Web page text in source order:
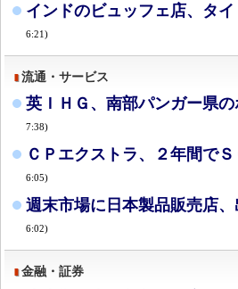
インドのビュッフェ店、タ
6:21)
流通・サービス
英ＩＨＧ、南部パンガー県
7:38)
ＣＰエクストラ、２年間で
6:05)
週末市場に日本製品販売店
6:02)
金融・証券